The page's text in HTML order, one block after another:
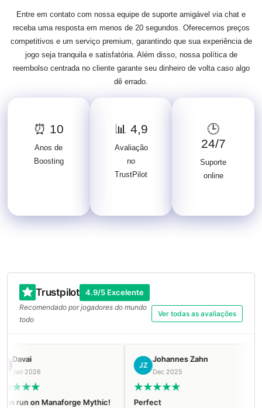
Entre em contato com nossa equipe de suporte amigável via chat e
receba uma resposta em menos de 20 segundos. Oferecemos preços
competitivos e um serviço premium, garantindo que sua experiência de
jogo seja tranquila e satisfatória. Além disso, nossa política de
reembolso centrada no cliente garante seu dinheiro de volta caso algo
dê errado.
⏰ 10
Anos de
Boosting
📊 4,9
Avaliação
no
TrustPilot
🕒
24/7
Suporte
online
Trustpilot 4.9/5 Excelente
Recomendado por jogadores do mundo
todo
Ver todas as avaliações
2026
run on Manaforge Mythic!
JZ
Johannes Zahn
Dec 2025
Perfect